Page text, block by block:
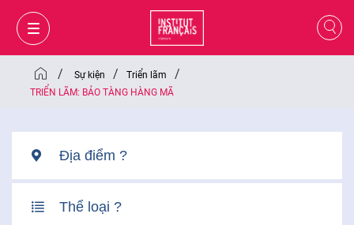
/ Sự kiện / Triển lãm /
TRIỂN LÃM: BẢO TÀNG HÀNG MÃ